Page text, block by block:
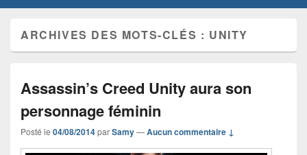
ARCHIVES DES MOTS-CLÉS : UNITY
Assassin’s Creed Unity aura son
personnage féminin
Posté le 04/08/2014parSamy—Aucun commentaire ↓